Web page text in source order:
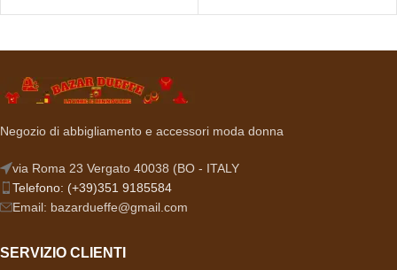
Negozio di abbigliamento e accessori moda donna
via Roma 23 Vergato 40038 (BO - ITALY
Telefono: (+39)351 9185584
Email: bazardueffe@gmail.com
SERVIZIO CLIENTI